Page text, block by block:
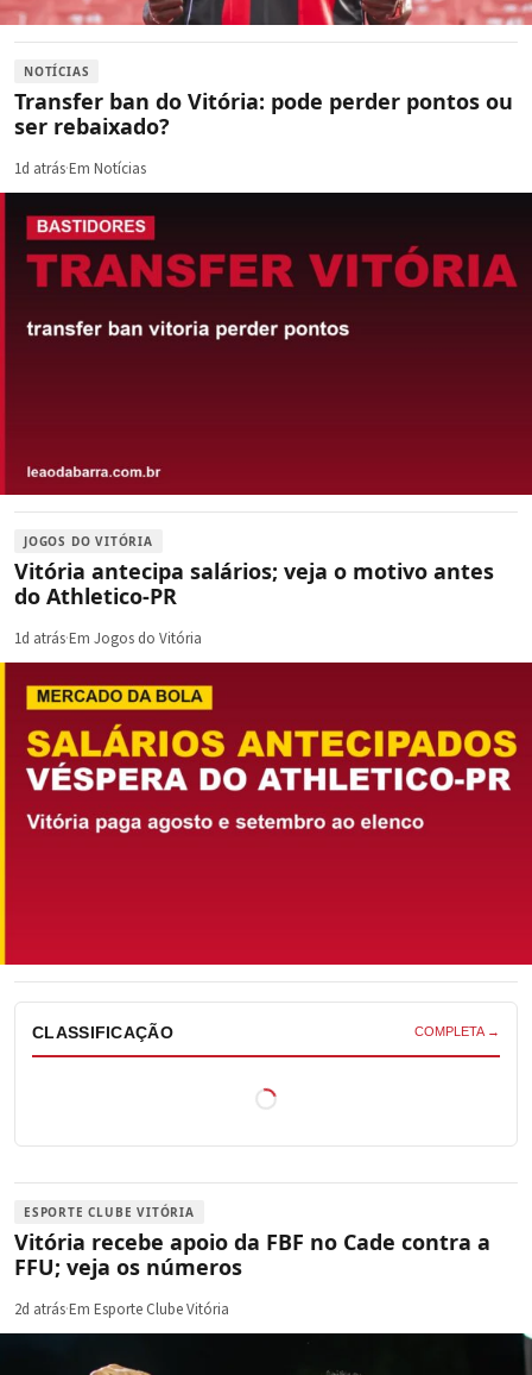
NOTÍCIAS
Transfer ban do Vitória: pode perder pontos ou
ser rebaixado?
1d atrás·Em Notícias
JOGOS DO VITÓRIA
Vitória antecipa salários; veja o motivo antes
do Athletico-PR
1d atrás·Em Jogos do Vitória
CLASSIFICAÇÃO COMPLETA →
ESPORTE CLUBE VITÓRIA
Vitória recebe apoio da FBF no Cade contra a
FFU; veja os números
2d atrás·Em Esporte Clube Vitória